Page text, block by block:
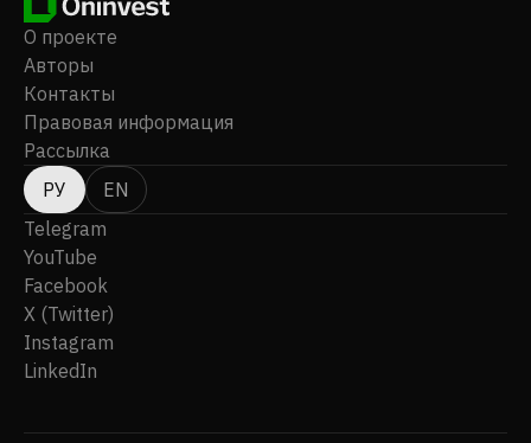
О проекте
Авторы
Контакты
Правовая информация
Рассылка
РУ
EN
Telegram
YouTube
Facebook
X (Twitter)
Instagram
LinkedIn